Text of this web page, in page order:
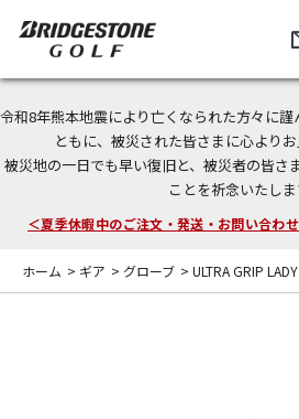
令和8年熊本地震により亡くなられた方々に
ともに、被災された皆さまに心よりお
被災地の一日でも早い復旧と、被災者の皆さ
ことを祈念いたしま
今なら新規会員登録で1,000円OFFクーポ
＜商品配送に関するお知らせ＞
＜夏季休暇中のご注文・発送・お問い合わ
ホーム > ギア > グローブ > ULTRA GRIP LADY